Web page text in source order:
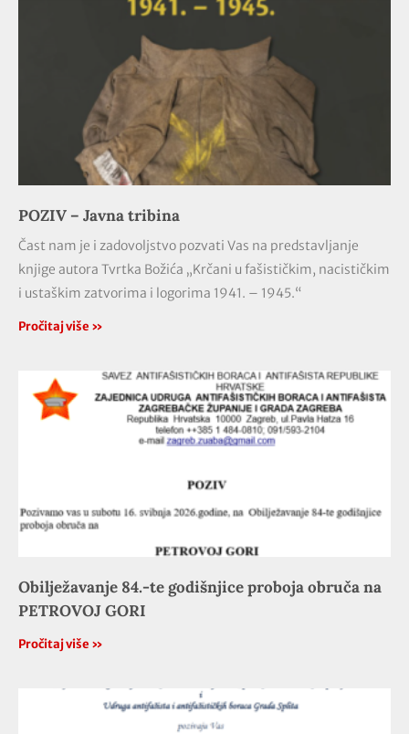
POZIV – Javna tribina
Čast nam je i zadovoljstvo pozvati Vas na predstavljanje
knjige autora Tvrtka Božića „Krčani u fašističkim, nacističkim
i ustaškim zatvorima i logorima 1941. – 1945.“
Pročitaj više »
Obilježavanje 84.-te godišnjice proboja obruča na
PETROVOJ GORI
Pročitaj više »